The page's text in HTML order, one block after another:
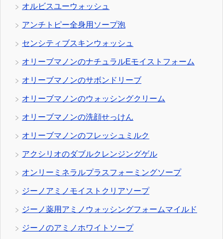
オルビスユーウォッシュ
アンチトピー全身用ソープ泡
センシティブスキンウォッシュ
オリーブマノンのナチュラルEモイストフォーム
オリーブマノンのサボンドリーブ
オリーブマノンのウォッシングクリーム
オリーブマノンの洗顔せっけん
オリーブマノンのフレッシュミルク
アクシリオのダブルクレンジングゲル
オンリーミネラルプラスフォーミングソープ
ジーノアミノモイストクリアソープ
ジーノ薬用アミノウォッシングフォームマイルド
ジーノのアミノホワイトソープ